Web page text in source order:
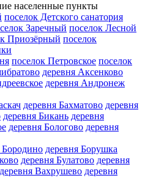
населенные пункты
поселок Детского санатория
Заречный поселок Лесной
Приозёрный поселок
поселок Петровское поселок
деревня Аксенково
деревня Андронеж
деревня Бахматово деревня
деревня Бикань деревня
деревня Бологово деревня
Бородино деревня Борушка
деревня Булатово деревня
деревня Вахрушево деревня